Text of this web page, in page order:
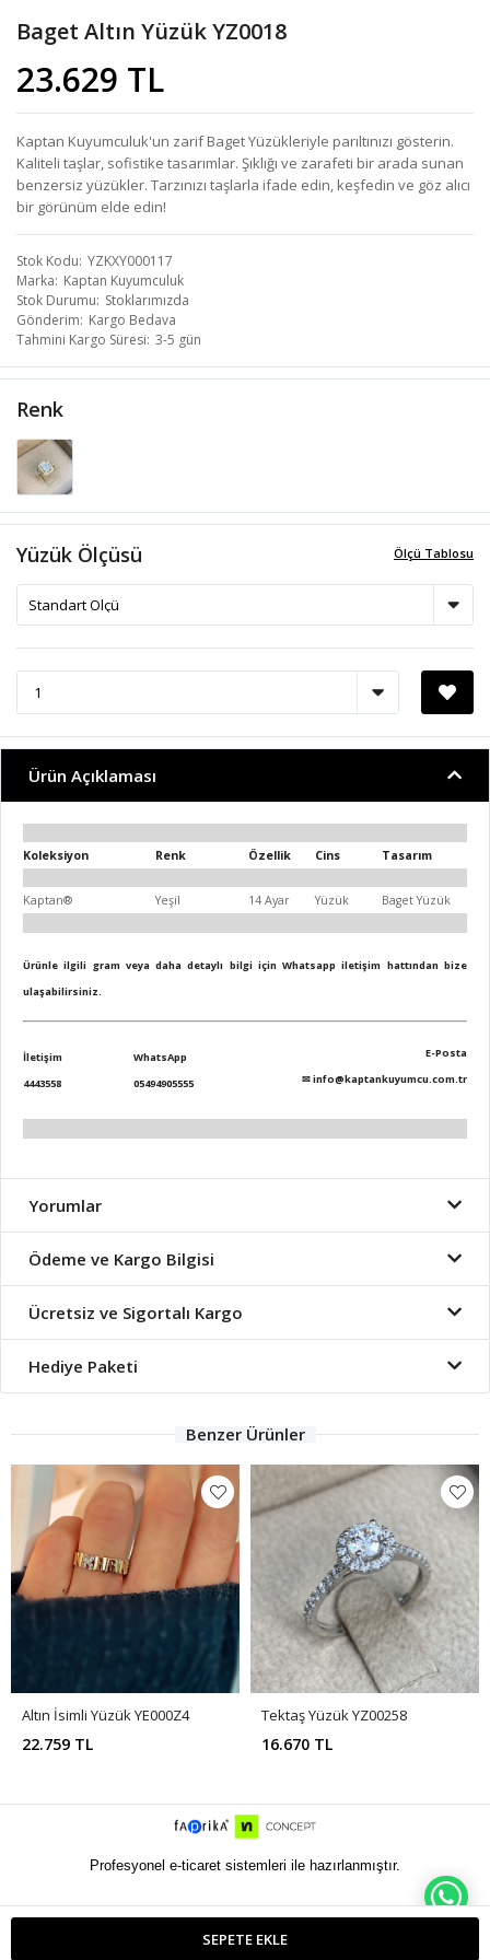
Baget Altın Yüzük YZ0018
23.629 TL
Kaptan Kuyumculuk'un zarif Baget Yüzükleriyle parıltınızı gösterin.
Kaliteli taşlar, sofistike tasarımlar. Şıklığı ve zarafeti bir arada sunan
benzersiz yüzükler. Tarzınızı taşlarla ifade edin, keşfedin ve göz alıcı
bir görünüm elde edin!
Stok Kodu YZKXY000117
Marka Kaptan Kuyumculuk
Stok Durumu Stoklarımızda
Gönderim Kargo Bedava
Tahmini Kargo Süresi 3-5 gün
Renk
Ölçü Tablosu
Yüzük Ölçüsü
SEPETE EKLE
Ürün Açıklaması
Koleksiyon Renk Özellik Cins Tasarım
Kaptan® Yeşil 14 Ayar Yüzük Baget Yüzük
Ürünle ilgili gram veya daha detaylı bilgi için Whatsapp iletişim hattından bize
ulaşabilirsiniz.
İletişim
4443558
WhatsApp
05494905555
E-Posta
✉info@kaptankuyumcu.com.tr
Yorumlar
Ödeme ve Kargo Bilgisi
Ücretsiz ve Sigortalı Kargo
Hediye Paketi
Benzer Ürünler
Altın İsimli Yüzük YE000Z4
22.759 TL
Tektaş Yüzük YZ00258
16.670 TL
Profesyonel e-ticaret sistemleri ile hazırlanmıştır.